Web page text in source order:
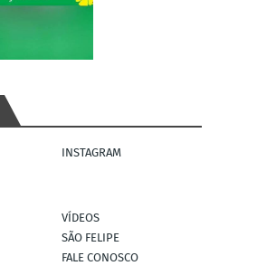
INSTAGRAM
VÍDEOS
SÃO FELIPE
FALE CONOSCO